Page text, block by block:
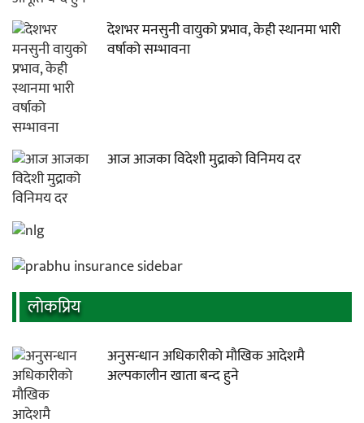
देशभर मनसुनी वायुको प्रभाव, केही स्थानमा भारी
वर्षाको सम्भावना
आज आजका विदेशी मुद्राको विनिमय दर
लाेकप्रिय
अनुसन्धान अधिकारीकाे माैखिक आदेशमै
अल्पकालीन खाता बन्द हुने